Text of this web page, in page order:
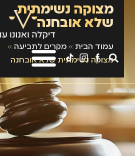
מצוקה נשימתית
שלא אובחנה
עמוד הבית» מקרים לתביעה»
מצוקה נשימתית שלא אובחנה